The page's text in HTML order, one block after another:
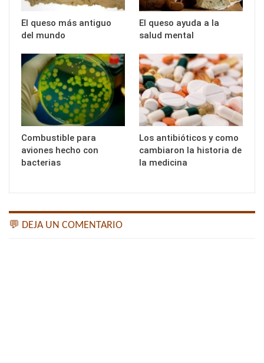
El queso más antiguo
del mundo
El queso ayuda a la
salud mental
Combustible para
aviones hecho con
bacterias
Los antibióticos y como
cambiaron la historia de
la medicina
💬 DEJA UN COMENTARIO